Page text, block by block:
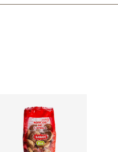
Higiene y cuidado